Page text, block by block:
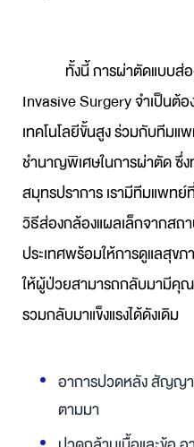
ทั้งนี้ การผ่าตัดแบบส่
Invasive Surgery จำเป็นต้
เทคโนโลยีขั้นสูง ร่วมกับทีมแ
ชำนาญพิเศษในการผ่าตัด ซึ่ง
สมุทรปราการ เรามีทีมแพท
วิธีส่องกล้องแผลเล็กจากสถ
ประเทศพร้อมให้การดูแลสุข
ให้ผู้ป่วยสามารถกลับมามีคุ
รวมกลับมาแข็งแรงได้ดังเดิม
อาการปวดหลัง สัญญ
ตามมา